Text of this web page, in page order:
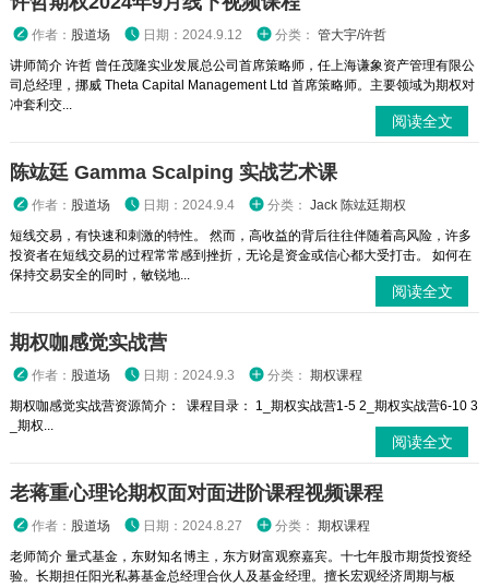
作者： 股道场 日期：2024.9.12 分类： 管大宇/许哲
讲师简介 许哲 曾任茂隆实业发展总公司首席策略师，任上海谦象资产管理有限公
司总经理，挪威 Theta Capital Management Ltd 首席策略师。主要领域为期权对
冲套利交...
阅读全文
陈竑廷 Gamma Scalping 实战艺术课
作者： 股道场 日期：2024.9.4 分类： Jack 陈竑廷期权
短线交易，有快速和刺激的特性。 然而，高收益的背后往往伴随着高风险，许多
投资者在短线交易的过程常常感到挫折，无论是资金或信心都大受打击。 如何在
保持交易安全的同时，敏锐地...
阅读全文
期权咖感觉实战营
作者： 股道场 日期：2024.9.3 分类： 期权课程
期权咖感觉实战营资源简介： 课程目录： 1_期权实战营1-5 2_期权实战营6-10 3
_期权...
阅读全文
老蒋重心理论期权面对面进阶课程视频课程
作者： 股道场 日期：2024.8.27 分类： 期权课程
老师简介 量式基金，东财知名博主，东方财富观察嘉宾。十七年股市期货投资经
验。长期担任阳光私募基金总经理合伙人及基金经理。擅长宏观经济周期与板